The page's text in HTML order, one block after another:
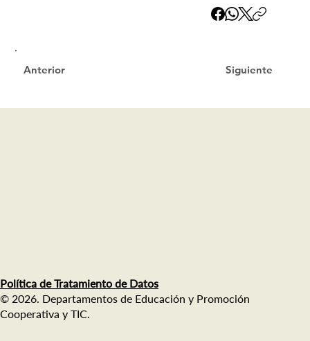
Siguiente
Anterior
Política de Tratamiento de Datos
© 2026. Departamentos de Educación y Promoción
Cooperativa y TIC.